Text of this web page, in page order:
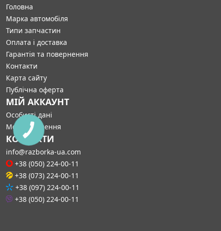
Головна
Марка автомобіля
Типи запчастин
Оплата і доставка
Гарантія та повернення
Контакти
Карта сайту
Публічна оферта
МІЙ АККАУНТ
Особисті дані
Мої замовлення
КОНТАКТИ
info@razborka-ua.com
+38 (050) 224-00-11
+38 (073) 224-00-11
+38 (097) 224-00-11
+38 (050) 224-00-11
КНОПКА
СВЯЗИ